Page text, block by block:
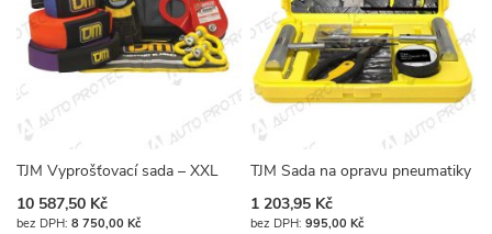
TJM Vyprošťovací sada – XXL
10 587,50 Kč
8 750,00 Kč
TJM Sada na opravu pneumatiky
1 203,95 Kč
995,00 Kč